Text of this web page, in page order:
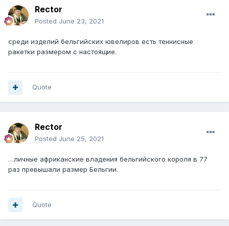
Rector
Posted June 23, 2021
среди изделий бельгийских ювелиров есть теннисные
ракетки размером с настоящие.
Quote
Rector
Posted June 25, 2021
…личные африканские владения бельгийского короля в 77
раз превышали размер Бельгии.
Quote